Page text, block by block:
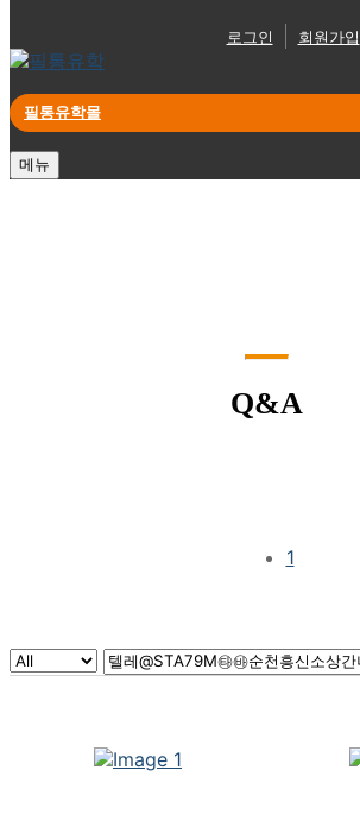
로그인 회원가입
필통유학몰
메뉴
Q&A
1